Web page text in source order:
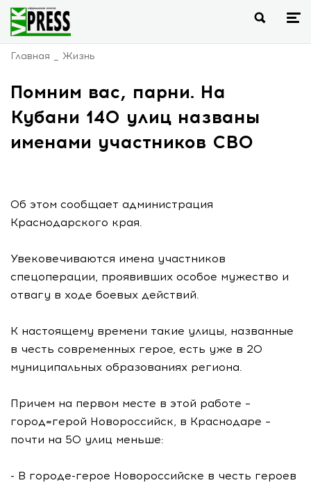
Главная Жизнь
Помним вас, парни. На
Кубани 140 улиц названы
именами участников СВО
Об этом сообщает администрация
Краснодарского края.
Увековечиваются имена участников
спецоперации, проявивших особое мужество и
отвагу в ходе боевых действий.
К настоящему времени такие улицы, названные
в честь современных герое, есть уже в 20
муниципальных образованиях региона.
Причем на первом месте в этой работе –
город=герой Новороссийск, в Краснодаре –
почти на 50 улиц меньше:
- В городе-герое Новороссийске в честь героев